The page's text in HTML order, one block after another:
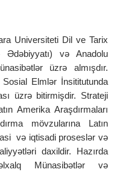
Universiteti Dil ve Tarix
və Anadolu
üzrə almışdır.
Elmlər İnsititutunda
üzrə bitirmişdir. Strateji
Amerika Araşdırmaları
mövzularına Latın
və iqtisadi proseslər və
daxildir. Hazırda
Münasibətlər və